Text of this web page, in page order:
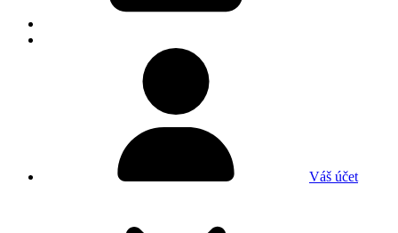
Váš účet